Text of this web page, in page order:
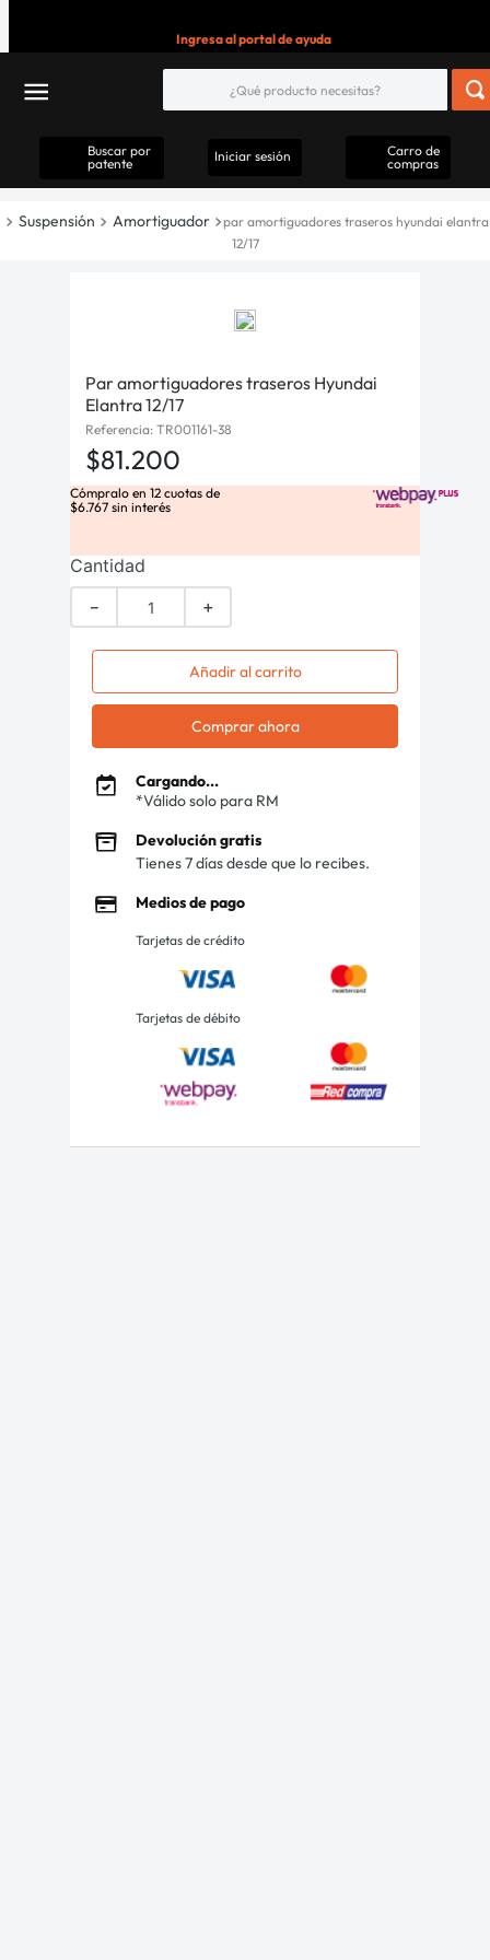
Ingresa al portal de ayuda
Buscar por
patente
Iniciar sesión
Carro de
compras
Suspensión Amortiguador
par amortiguadores traseros hyundai elantra
12/17
Par amortiguadores traseros Hyundai
Elantra 12/17
Referencia: TR001161-38
$81.200
Cómpralo en 12 cuotas de
$6.767 sin interés
Cantidad
＋
－
Añadir al carrito
Comprar ahora
Cargando...
*Válido solo para RM
Devolución gratis
Tienes 7 días desde que lo recibes.
Medios de pago
Tarjetas de crédito
Tarjetas de débito